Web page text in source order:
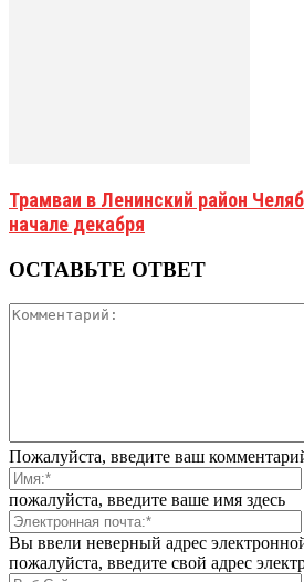
Трамваи в Ленинский район
начале декабря
ОСТАВЬТЕ ОТВЕТ
Пожалуйста, введите ваш
пожалуйста, введите ваше имя здесь
Вы ввели неверный адрес
пожалуйста, введите свой адрес